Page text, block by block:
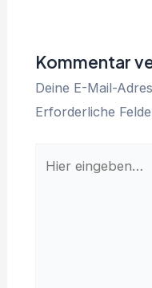
Kommentar
Deine E-Mail-
Erforderliche
eingeben…